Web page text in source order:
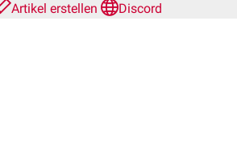
Artikel erstellen
Discord